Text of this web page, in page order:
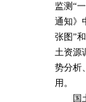
监测“
通知》
张图”
土资源
势分析
用。
国土